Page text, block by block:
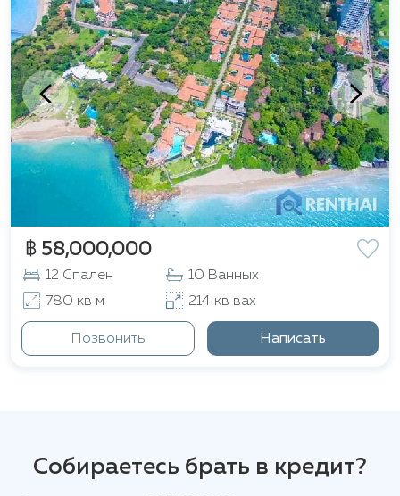
฿ 58,000,000
12 Спален
10 Ванных
780 кв м
214 кв вах
Позвонить Написать
Собираетесь брать в кредит?